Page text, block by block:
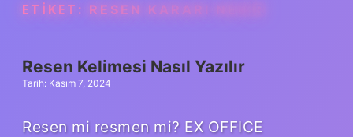
ETIKET: RESEN KARARI NEDIR
Resen Kelimesi Nasıl Yazılır
Tarih: Kasım 7, 2024
Resen mi resmen mi? EX OFFICE